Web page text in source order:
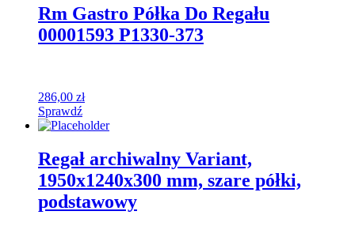
Rm Gastro Półka Do Regału
00001593 P1330-373
286,00 zł
Sprawdź
Regał archiwalny Variant,
1950x1240x300 mm, szare półki,
podstawowy